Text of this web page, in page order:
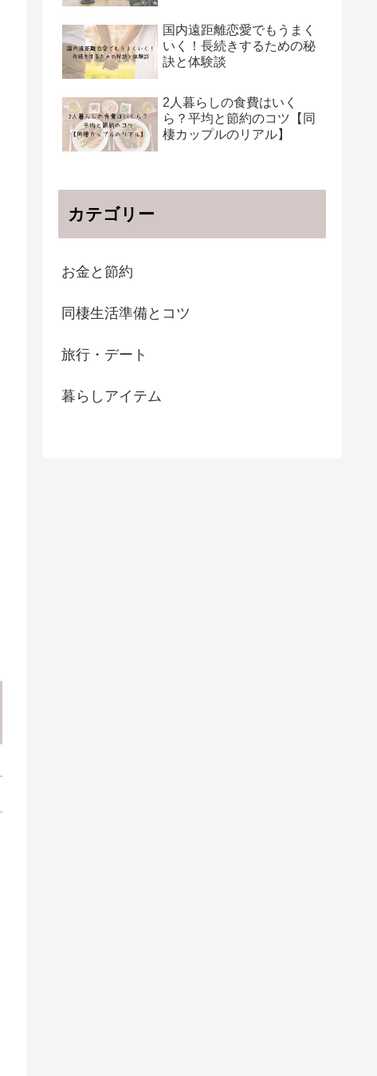
国内遠距離恋愛でもうまく
いく！長続きするための秘
訣と体験談
2人暮らしの食費はいく
ら？平均と節約のコツ【同
棲カップルのリアル】
カテゴリー
お金と節約
同棲生活準備とコツ
旅行・デート
暮らしアイテム